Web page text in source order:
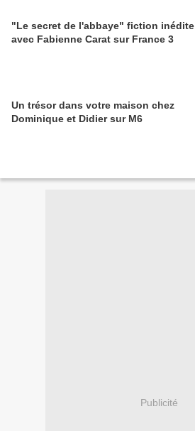
"Le secret de l'abbaye" fiction inédite
avec Fabienne Carat sur France 3
Un trésor dans votre maison chez
Dominique et Didier sur M6
Publicité